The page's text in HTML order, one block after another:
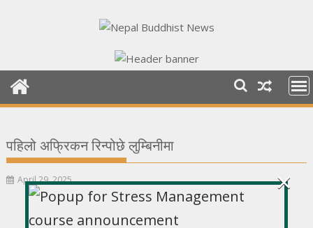
पहिलो अफ्रिकन रिन्पोछे लुम्बिनीमा
April 29, 2025 ×